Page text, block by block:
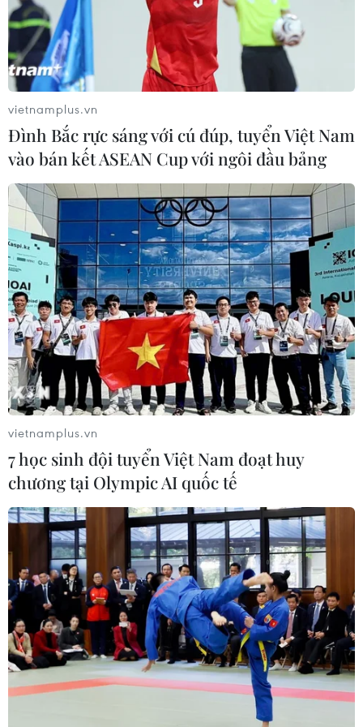
Tổng Bí thư Nguyễn Phú Trọng chụp ảnh chung với các đại biểu.
(Ảnh: Trí Dũng/TTXVN)
Với biên chế 100 giường bệnh, số lượng cán bộ,
bác sỹ, nhân viên có 30 người, cơ sở vật chất
nghèo nàn nhưng cán bộ, chiến sỹ của Bệnh
viện Trung ương Yên Trạch từ lần đầu xuất
quân trong chiến dịch Biên giới cho đến chiến
dịch Điện Biên Phủ luôn là người chiến sỹ áo
trắng dũng cảm, vượt qua mọi gian nan thử
bệnh binh, tham gia chiến đấu, vừa nghiên cứu
khoa học..., xử trí thành công nhiều vết thương
phức tạp, góp phần quan trọng vào việc nâng
cao sức mạnh chiến đấu cho bộ đội...
Thiếu tướng, giáo sư-tiến sỹ Mai Hồng Bàng,
Giám đốc Bệnh viện Trung ương Quân đội 108
nhấn mạnh ngày nay, Bệnh viện tự hào trở
thành một trong những trung tâm đầu đàn tiến
hành nghiên cứu, ứng dụng nhiều kỹ thuật cao
như: kỹ thuật vi phẫu, kỹ thuật mổ nội soi 1 lỗ,
phẫu thuật MAZE điều trị rung nhĩ, kỹ thuật đặt
Stent cửa chủ trong gan TIPS, kỹ thuật cắt nối
vietnamplus.vn
Đình Bắc rực sáng với cú đúp, tuyển Việt Nam
vào bán kết ASEAN Cup với ngôi đầu bảng
vietnamplus.vn
7 học sinh đội tuyển Việt Nam đoạt huy
chương tại Olympic AI quốc tế